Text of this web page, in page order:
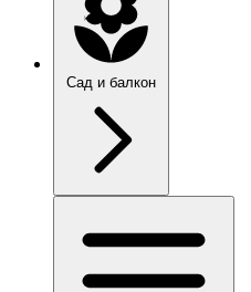
Сад и балкон